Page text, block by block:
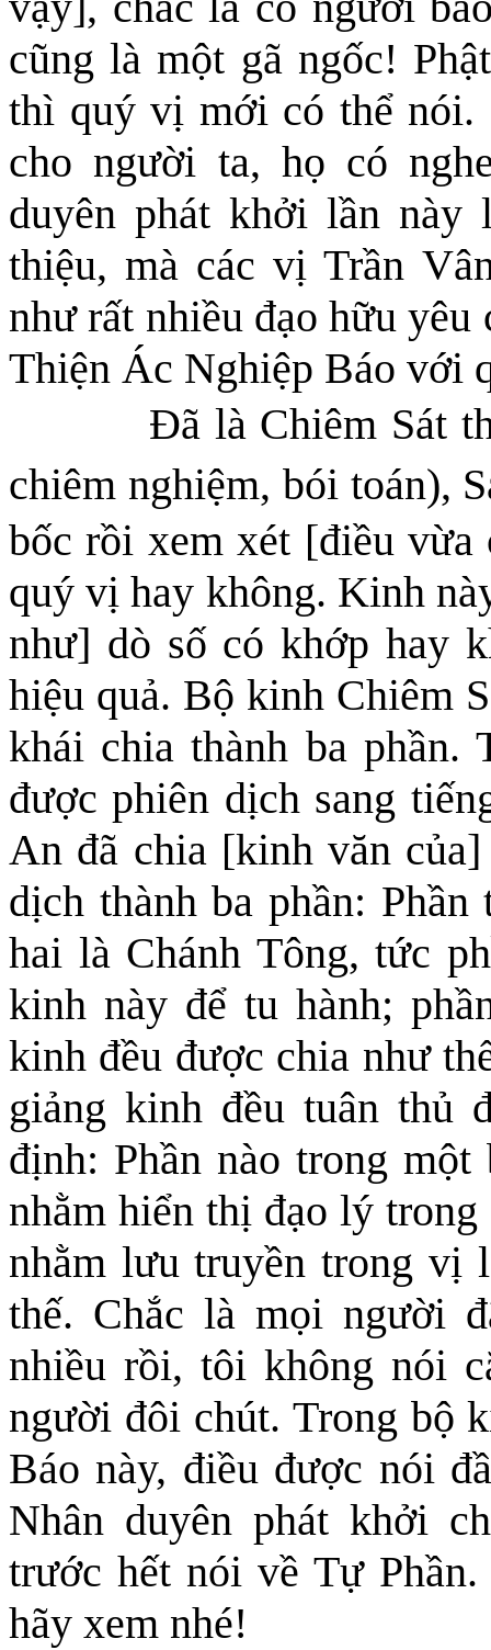
cũng là một gã ngốc!
thì quý vị mới có thể nói.
cho người ta, họ có
duyên phát khởi lần này
thiệu, mà các vị Trần
như rất nhiều đạo hữu
Thiện Ác Nghiệp Báo với
Đã là Chiêm Sát
chiêm nghiệm, bói toán),
bốc rồi xem xét [điều
quý vị hay không. Kinh
như] dò số có khớp hay
hiệu quả. Bộ kinh Chiêm
khái chia thành ba
được phiên dịch sang
An đã chia [kinh văn
dịch thành ba phần:
hai là Chánh Tông, tức
kinh này để tu hành;
kinh đều được chia như
giảng kinh đều tuân thủ
định: Phần nào trong
nhằm hiển thị đạo lý
nhằm lưu truyền trong vị
thế. Chắc là mọi người
nhiều rồi, tôi không nói
người đôi chút. Trong bộ
Báo này, điều được nói
Nhân duyên phát khởi
trước hết nói về Tự
hãy xem nhé!